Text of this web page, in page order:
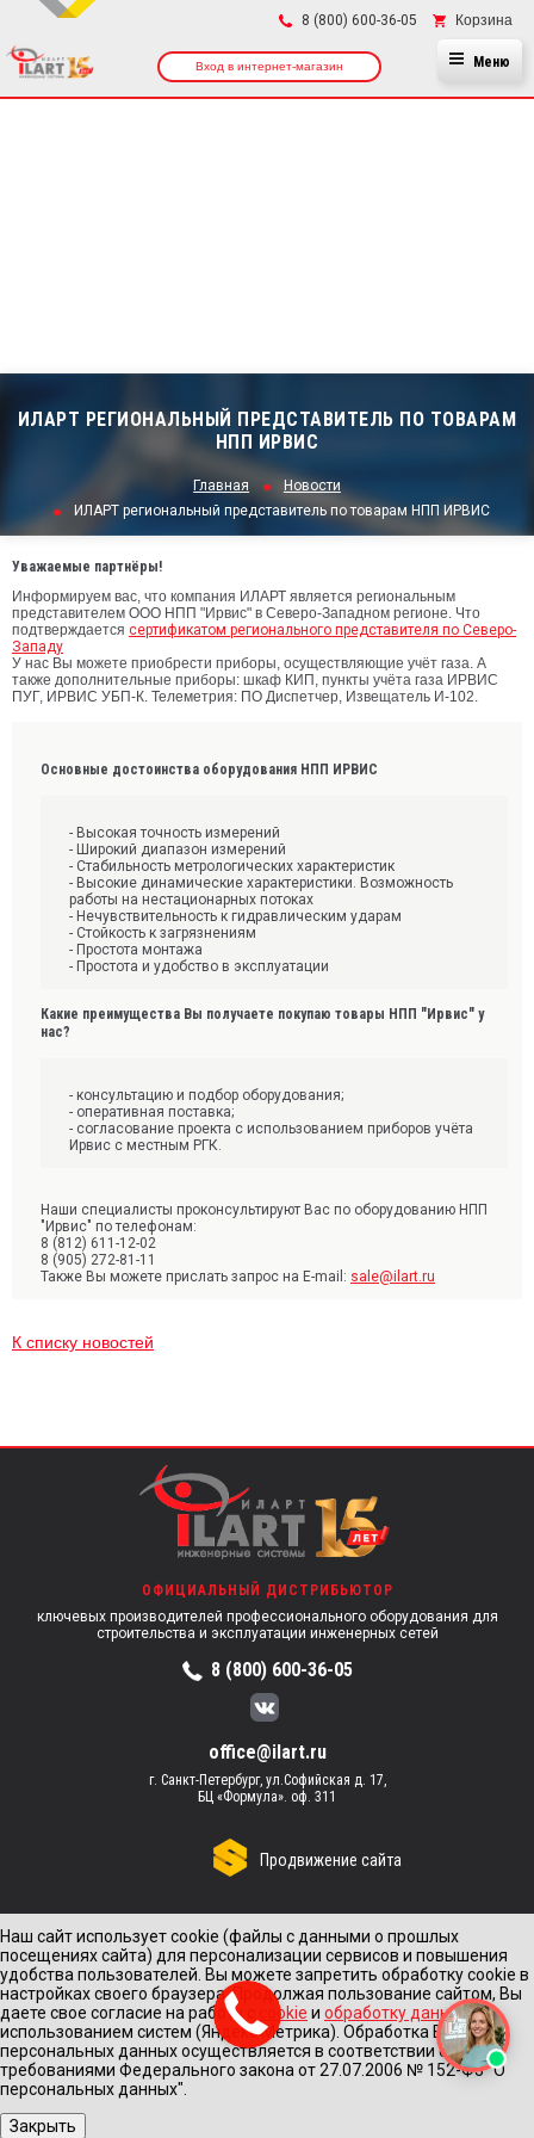
8 (800) 600-36-05 Корзина
Вход в интернет-магазин Меню
ИЛАРТ РЕГИОНАЛЬНЫЙ ПРЕДСТАВИТЕЛЬ ПО ТОВАРАМ
НПП ИРВИС
Главная
Новости
ИЛАРТ региональный представитель по товарам НПП ИРВИС
Уважаемые партнёры!
Информируем вас, что компания ИЛАРТ является региональным
представителем ООО НПП "Ирвис" в Северо-Западном регионе. Что
подтверждается сертификатом регионального представителя по Северо-
Западу
У нас Вы можете приобрести приборы, осуществляющие учёт газа. А
также дополнительные приборы: шкаф КИП, пункты учёта газа ИРВИС
ПУГ, ИРВИС УБП-К. Телеметрия: ПО Диспетчер, Извещатель И-102.
Основные достоинства оборудования НПП ИРВИС
- Высокая точность измерений
- Широкий диапазон измерений
- Стабильность метрологических характеристик
- Высокие динамические характеристики. Возможность
работы на нестационарных потоках
- Нечувствительность к гидравлическим ударам
- Стойкость к загрязнениям
- Простота монтажа
- Простота и удобство в эксплуатации
Какие преимущества Вы получаете покупаю товары НПП "Ирвис" у
нас?
- консультацию и подбор оборудования;
- оперативная поставка;
- согласование проекта с использованием приборов учёта
Ирвис с местным РГК.
Наши специалисты проконсультируют Вас по оборудованию НПП
"Ирвис" по телефонам:
8 (812) 611-12-02
8 (905) 272-81-11
Также Вы можете прислать запрос на E-mail: sale@ilart.ru
К списку новостей
ОФИЦИАЛЬНЫЙ ДИСТРИБЬЮТОР
ключевых производителей профессионального оборудования для
строительства и эксплуатации инженерных сетей
8 (800) 600-36-05
office@ilart.ru
г. Санкт-Петербург, ул.Софийская д. 17,
БЦ «Формула». оф. 311
Продвижение сайта
×
Наш сайт использует cookie (файлы с данными о прошлых
посещениях сайта) для персонализации сервисов и повышения
удобства пользователей. Вы можете запретить обработку cookie в
настройках своего браузера. Продолжая пользование сайтом, Вы
даете свое согласие на работу с
cookie и обработку данныхс
использованием систем (Яндекс Метрика). Обработка Ваших
персональных данных осуществляется в соответствии с
требованиями Федерального закона от 27.07.2006 № 152-Ф3 "О
персональных данных".
Закрыть